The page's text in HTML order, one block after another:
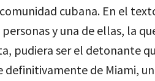
cubana. En el
y una de ellas, la
pudiera ser el detonante
definitivamente de Miami,